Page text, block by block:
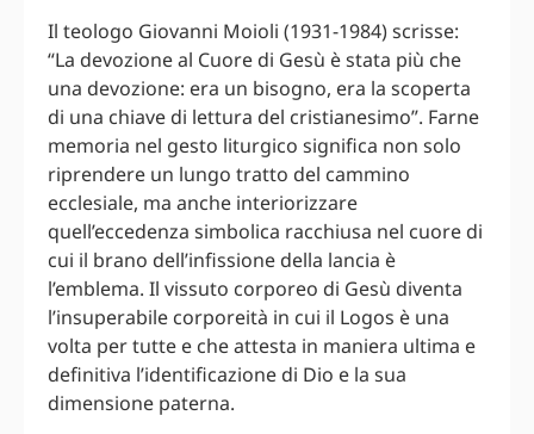
Il teologo Giovanni Moioli (1931-1984) scrisse:
“La devozione al Cuore di Gesù è stata più che
una devozione: era un bisogno, era la scoperta
di una chiave di lettura del cristianesimo”. Farne
memoria nel gesto liturgico significa non solo
riprendere un lungo tratto del cammino
ecclesiale, ma anche interiorizzare
quell’eccedenza simbolica racchiusa nel cuore di
cui il brano dell’infissione della lancia è
l’emblema. Il vissuto corporeo di Gesù diventa
l’insuperabile corporeità in cui il Logos è una
volta per tutte e che attesta in maniera ultima e
definitiva l’identificazione di Dio e la sua
dimensione paterna.